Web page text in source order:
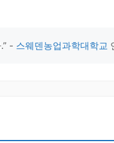
- 스웨덴농업과학대학교